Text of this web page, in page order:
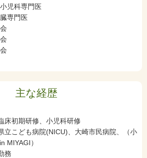
児科専門医
専門医
主な経歴
床初期研修、小児科研修
立こども病院(NICU)、大崎市民病院、（小
MIYAGI）
務